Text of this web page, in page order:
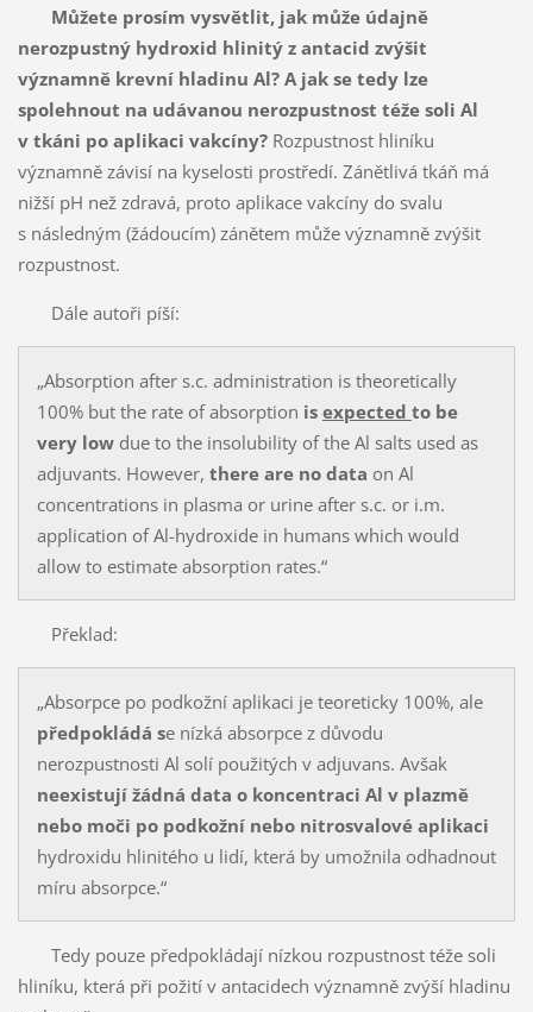
Můžete prosím vysvětlit, jak může údajně
nerozpustný hydroxid hlinitý z antacid zvýšit
významně krevní hladinu Al? A jak se tedy lze
spolehnout na udávanou nerozpustnost téže soli Al
v tkáni po aplikaci vakcíny? Rozpustnost hliníku
významně závisí na kyselosti prostředí. Zánětlivá tkáň má
nižší pH než zdravá, proto aplikace vakcíny do svalu
s následným (žádoucím) zánětem může významně zvýšit
rozpustnost.
Dále autoři píší:
„Absorption after s.c. administration is theoretically
100% but the rate of absorption is expected to be
very lowdue to the insolubility of the Al salts used as
adjuvants. However, there are no data on Al
concentrations in plasma or urine after s.c. or i.m.
application of Al-hydroxide in humans which would
allow to estimate absorption rates.“
Překlad:
„Absorpce po podkožní aplikaci je teoreticky 100%, ale
předpokládá se nízká absorpce z důvodu
nerozpustnosti Al solí použitých v adjuvans. Avšak
neexistují žádná data o koncentraci Al v plazmě
nebo moči po podkožní nebo nitrosvalové aplikaci
hydroxidu hlinitého u lidí, která by umožnila odhadnout
míru absorpce.“
Tedy pouze předpokládají nízkou rozpustnost téže soli
hliníku, která při požití v antacidech významně zvýší hladinu